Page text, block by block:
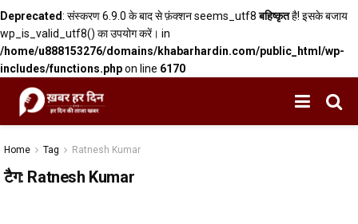
Deprecated: संस्करण 6.9.0 के बाद से फ़ंक्शन seems_utf8बहिष्कृतहै! इसके बजाय
wp_is_valid_utf8() का उपयोग करें। in
/home/u888153276/domains/khabarhardin.com/public_html/wp-
includes/functions.phpon line 6170
Home Tag Ratnesh Kumar
टैग: Ratnesh Kumar